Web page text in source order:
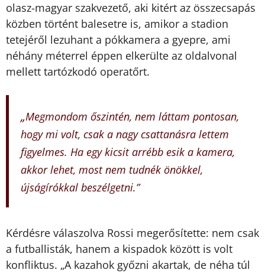
olasz-magyar szakvezető, aki kitért az összecsapás
közben történt balesetre is, amikor a stadion
tetejéről lezuhant a pókkamera a gyepre, ami
néhány méterrel éppen elkerülte az oldalvonal
mellett tartózkodó operatőrt.
„Megmondom őszintén, nem láttam pontosan,
hogy mi volt, csak a nagy csattanásra lettem
figyelmes. Ha egy kicsit arrébb esik a kamera,
akkor lehet, most nem tudnék önökkel,
újságírókkal beszélgetni.”
Kérdésre válaszolva Rossi megerősítette: nem csak
a futballisták, hanem a kispadok között is volt
konfliktus. „A kazahok győzni akartak, de néha túl